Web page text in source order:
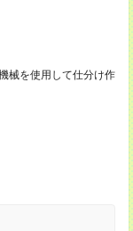
械を使用して仕分け作